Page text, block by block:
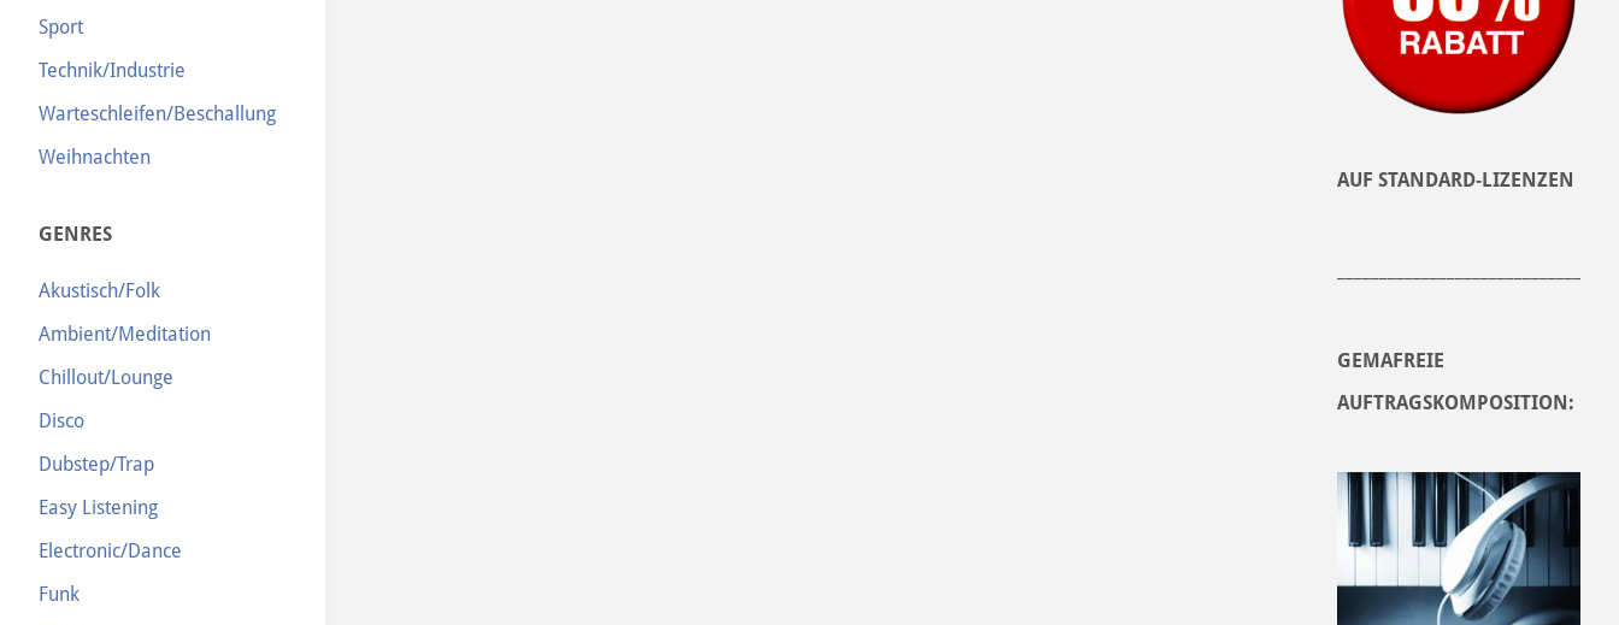
Sport
Technik/Industrie
Warteschleifen/Beschallung
Weihnachten
GENRES
Akustisch/Folk
Ambient/Meditation
Chillout/Lounge
Disco
Dubstep/Trap
Easy Listening
Electronic/Dance
Funk
AUF STANDARD-LIZENZEN
GEMAFREIE
AUFTRAGSKOMPOSITION: